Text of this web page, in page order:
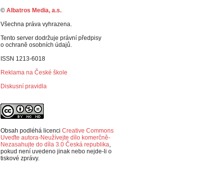
© Albatros Media, a.s.
Všechna práva vyhrazena.
Tento server dodržuje právní předpisy
o ochraně osobních údajů.
ISSN 1213-6018
Reklama na České škole
Diskusní pravidla
Obsah podléhá licenci Creative Commons
Uveďte autora-Neužívejte dílo komerčně-
Nezasahujte do díla 3.0 Česká republika,
pokud není uvedeno jinak nebo nejde-li o
tiskové zprávy.